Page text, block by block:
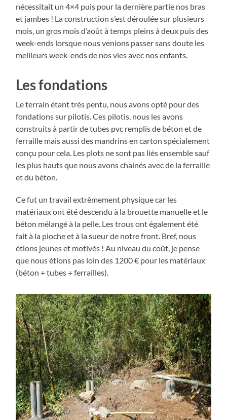
nécessitait un 4×4 puis pour la dernière partie nos bras
et jambes ! La construction s’est déroulée sur plusieurs
mois, un gros mois d’août à temps pleins à deux puis des
week-ends lorsque nous venions passer sans doute les
meilleurs week-ends de nos vies avec nos enfants.
Les fondations
Le terrain étant très pentu, nous avons opté pour des
fondations sur pilotis. Ces pilotis, nous les avons
construits à partir de tubes pvc remplis de béton et de
ferraille mais aussi des mandrins en carton spécialement
conçu pour cela. Les plots ne sont pas liés ensemble sauf
les plus hauts que nous avons chainés avec de la ferraille
et du béton.
Ce fut un travail extrêmement physique car les
matériaux ont été descendu à la brouette manuelle et le
béton mélangé à la pelle. Les trous ont également été
fait à la pioche et à la sueur de notre front. Bref, nous
étions jeunes et motivés ! Au niveau du coût, je pense
que nous étions pas loin des 1200 € pour les matériaux
(béton + tubes + ferrailles).